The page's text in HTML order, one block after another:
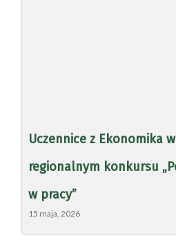
Uczennice z Ekonomika
regionalnym konkursu
w pracy”
15 maja, 2026